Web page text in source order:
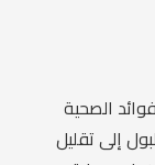
الصحية
إلى تقليل